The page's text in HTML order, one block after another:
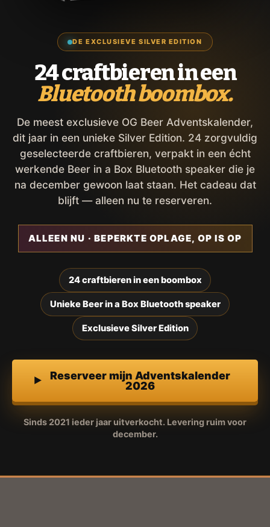
DE EXCLUSIEVE SILVER EDITION
24 craftbieren in een
Bluetooth boombox.
De meest exclusieve OG Beer Adventskalender,
dit jaar in een unieke Silver Edition. 24 zorgvuldig
geselecteerde craftbieren, verpakt in een écht
werkende Beer in a Box Bluetooth speaker die je
na december gewoon laat staan. Het cadeau dat
blijft — alleen nu te reserveren.
ALLEEN NU · BEPERKTE OPLAGE, OP IS OP
24 craftbieren in een boombox
Unieke Beer in a Box Bluetooth speaker
Exclusieve Silver Edition
Reserveer mijn Adventskalender
2026
Sinds 2021 ieder jaar uitverkocht. Levering ruim voor
december.